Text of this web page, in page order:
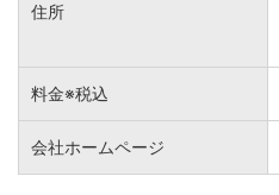
住所
料金※税込
会社ホームページ